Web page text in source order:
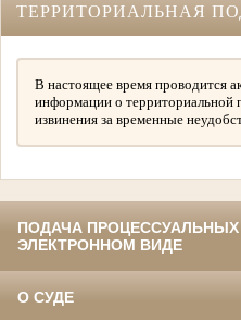
ТЕРРИТОРИАЛЬНАЯ
В настоящее время проводится
информации о территориальной
извинения за временные
ПОДАЧА
ЭЛЕКТРОННОМ ВИДЕ
О СУДЕ